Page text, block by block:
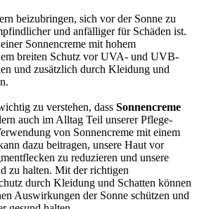
beizubringen, sich vor der Sonne zu
und anfälliger für Schäden ist.
Sonnencreme mit hohem
breiten Schutz vor UVA- und UVB-
und zusätzlich durch Kleidung und
zu verstehen, dass Sonnencreme
auch im Alltag Teil unserer Pflege-
von Sonnencreme mit einem
dazu beitragen, unsere Haut vor
zu reduzieren und unsere
zu halten. Mit der richtigen
durch Kleidung und Schatten können
Auswirkungen der Sonne schützen und